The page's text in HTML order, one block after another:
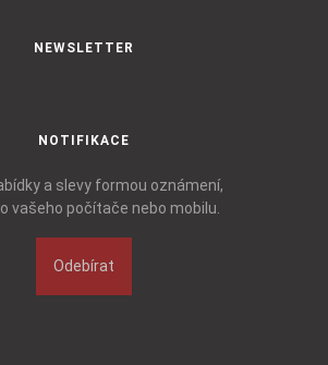
NEWSLETTER
NOTIFIKACE
a slevy formou oznámení,
vašeho počítače nebo mobilu.
Odebírat